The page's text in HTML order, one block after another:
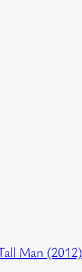
Man (2012)